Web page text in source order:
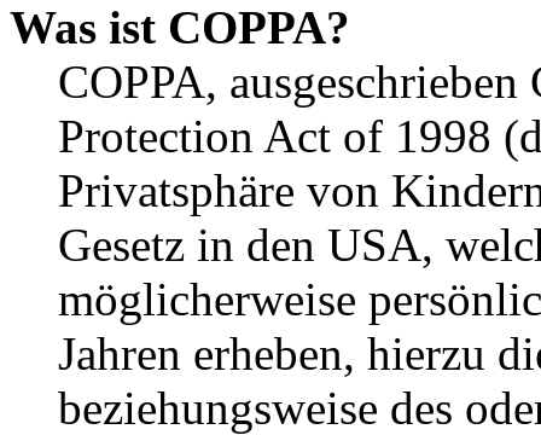
Was ist COPPA?
COPPA,
Protection Act of 1998
Privatsphäre von
Gesetz in den USA,
möglicherweise
Jahren erheben, hierzu
beziehungsweise des